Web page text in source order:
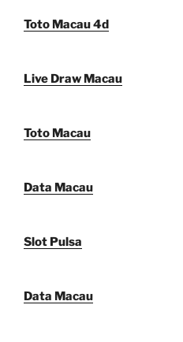
Toto Macau 4d
Live Draw Macau
Toto Macau
Data Macau
Slot Pulsa
Data Macau